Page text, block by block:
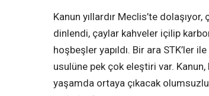
Kanun yıllardır Meclis’te
dinlendi, çaylar kahveler içilip
hoşbeşler yapıldı. Bir ara STK’ler
usulüne pek çok eleştiri var.
yaşamda ortaya çıkacak